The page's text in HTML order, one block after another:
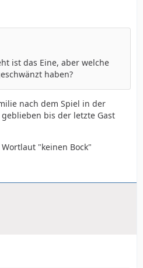
ist das Eine, aber welche
haben?
nach dem Spiel in der
bis der letzte Gast
"keinen Bock"